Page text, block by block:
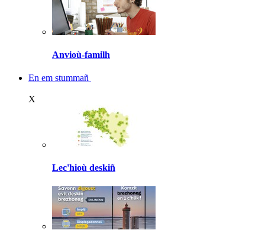
Anvioù-familh
En em stummañ
X
Lec'hioù deskiñ